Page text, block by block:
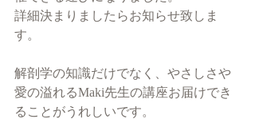
詳細決まりましたらお知らせ致しま
す。
解剖学の知識だけでなく、やさしさや
愛の溢れるMaki先生の講座お届けでき
ることがうれしいです。